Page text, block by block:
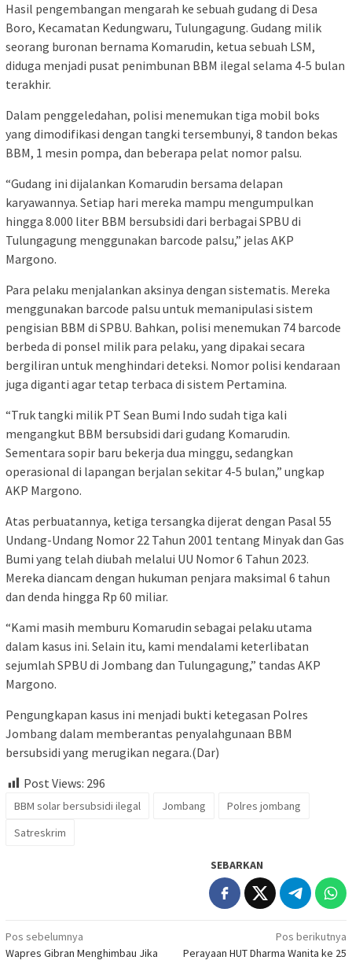
Hasil pengembangan mengarah ke sebuah gudang di Desa
Boro, Kecamatan Kedungwaru, Tulungagung. Gudang milik
seorang buronan bernama Komarudin, ketua sebuah LSM,
diduga menjadi pusat penimbunan BBM ilegal selama 4-5 bulan
terakhir.
Dalam penggeledahan, polisi menemukan tiga mobil boks
yang dimodifikasi dengan tangki tersembunyi, 8 tandon bekas
BBM, 1 mesin pompa, dan beberapa pelat nomor palsu.
“Gudang ini dijalankan Komarudin bersama delapan
karyawannya. Setiap hari mereka mampu mengumpulkan
hingga 8.000 liter BBM bersubsidi dari berbagai SPBU di
Tulungagung menggunakan barcode palsu,” jelas AKP
Margono.
Para pelaku menjalankan aksinya dengan sistematis. Mereka
menggunakan barcode palsu untuk memanipulasi sistem
pengisian BBM di SPBU. Bahkan, polisi menemukan 74 barcode
berbeda di ponsel milik para pelaku, yang dipakai secara
bergiliran untuk menghindari deteksi. Nomor polisi kendaraan
juga diganti agar tetap terbaca di sistem Pertamina.
“Truk tangki milik PT Sean Bumi Indo sudah tiga kali
mengangkut BBM bersubsidi dari gudang Komarudin.
Sementara sopir baru bekerja dua minggu, sedangkan
operasional di lapangan berjalan sekitar 4-5 bulan,” ungkap
AKP Margono.
Atas perbuatannya, ketiga tersangka dijerat dengan Pasal 55
Undang-Undang Nomor 22 Tahun 2001 tentang Minyak dan Gas
Bumi yang telah diubah melalui UU Nomor 6 Tahun 2023.
Mereka diancam dengan hukuman penjara maksimal 6 tahun
dan denda hingga Rp 60 miliar.
“Kami masih memburu Komarudin sebagai pelaku utama
dalam kasus ini. Selain itu, kami mendalami keterlibatan
sejumlah SPBU di Jombang dan Tulungagung,” tandas AKP
Margono.
Pengungkapan kasus ini menjadi bukti ketegasan Polres
Jombang dalam memberantas penyalahgunaan BBM
bersubsidi yang merugikan negara.(Dar)
Post Views: 296
BBM solar bersubsidi ilegal Jombang
Polres jombang
Satreskrim
SEBARKAN
Navigasi
Pos sebelumnya
Wapres Gibran Menghimbau Jika
Pos berikutnya
Perayaan HUT Dharma Wanita ke 25